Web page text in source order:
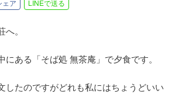
ェア LINEで送る
。
にある「そば処 無茶庵」で夕食です。
したのですがどれも私にはちょうどいい